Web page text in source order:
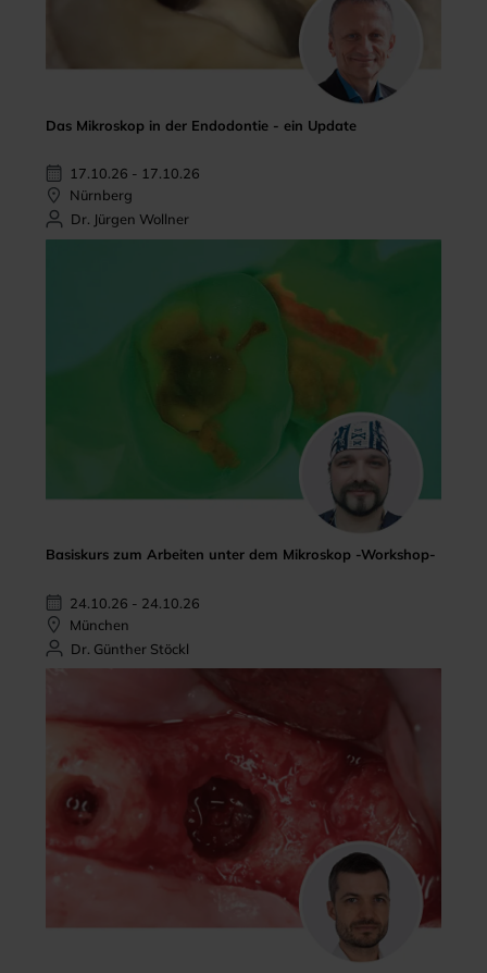
Das Mikroskop in der Endodontie - ein Update
17.10.26 - 17.10.26
Nürnberg
Dr. Jürgen Wollner
Basiskurs zum Arbeiten unter dem Mikroskop -Workshop-
24.10.26 - 24.10.26
München
Dr. Günther Stöckl